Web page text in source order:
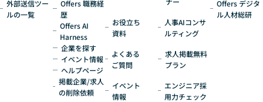
外部送信ツー
ルの一覧
Offers 職務経
歴
Offers AI
Harness
企業を探す
イベント情報
ヘルプページ
掲載企業/求人
の削除依頼
お役立ち
資料
よくある
ご質問
イベント
情報
人事AIコンサ
ルティング
求人掲載無料
プラン
エンジニア採
用力チェック
Offers デジタ
ル人材総研